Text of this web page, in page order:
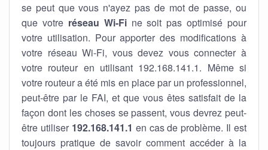
se peut que vous n'ayez pas de mot de passe, ou
que votre réseau Wi-Fine soit pas optimisé pour
votre utilisation. Pour apporter des modifications à
votre réseau Wi-Fi, vous devez vous connecter à
votre routeur en utilisant 192.168.141.1. Même si
votre routeur a été mis en place par un professionnel,
peut-être par le FAI, et que vous êtes satisfait de la
façon dont les choses se passent, vous devrez peut-
être utiliser 192.168.141.1 en cas de problème. Il est
toujours pratique de savoir comment accéder à la